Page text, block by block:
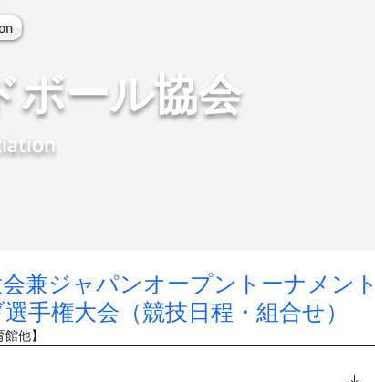
ボール協会
兼ジャパンオープントーナメント
手権大会（競技日程・組合せ）
他】